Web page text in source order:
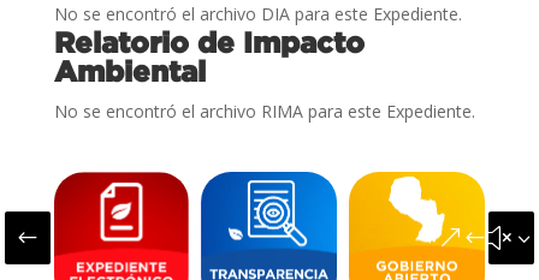
No se encontró el archivo DIA para este Expediente.
Relatorio de Impacto
Ambiental
No se encontró el archivo RIMA para este Expediente.
#